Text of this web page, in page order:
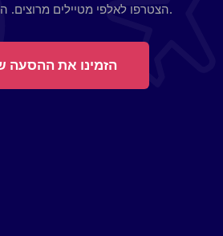
הצטרפו לאלפי מטיילים מרוצים. הזמינו ב-60 שניות.
הזמינו את ההסעה